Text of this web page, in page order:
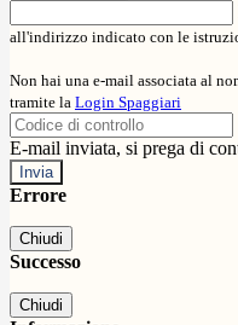
all'indirizzo indicato con le
Non hai una e-mail associata al
tramite la Login Spaggiari
E-mail inviata, si prega di
Errore
Chiudi
Successo
Chiudi